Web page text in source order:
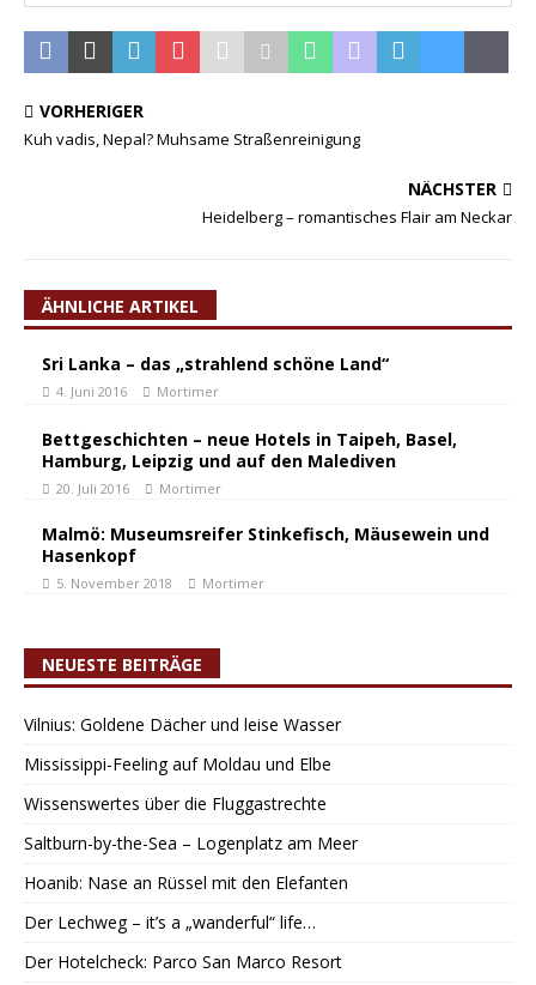
VORHERIGER
Kuh vadis, Nepal? Muhsame Straßenreinigung
NÄCHSTER
Heidelberg – romantisches Flair am Neckar
ÄHNLICHE ARTIKEL
Sri Lanka – das „strahlend schöne Land“
4. Juni 2016 Mortimer
Bettgeschichten – neue Hotels in Taipeh, Basel,
Hamburg, Leipzig und auf den Malediven
20. Juli 2016 Mortimer
Malmö: Museumsreifer Stinkefisch, Mäusewein und
Hasenkopf
5. November 2018 Mortimer
NEUESTE BEITRÄGE
Vilnius: Goldene Dächer und leise Wasser
Mississippi-Feeling auf Moldau und Elbe
Wissenswertes über die Fluggastrechte
Saltburn-by-the-Sea – Logenplatz am Meer
Hoanib: Nase an Rüssel mit den Elefanten
Der Lechweg – it’s a „wanderful“ life…
Der Hotelcheck: Parco San Marco Resort